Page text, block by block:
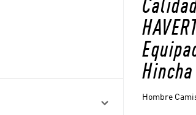
Hincha
Hombre
